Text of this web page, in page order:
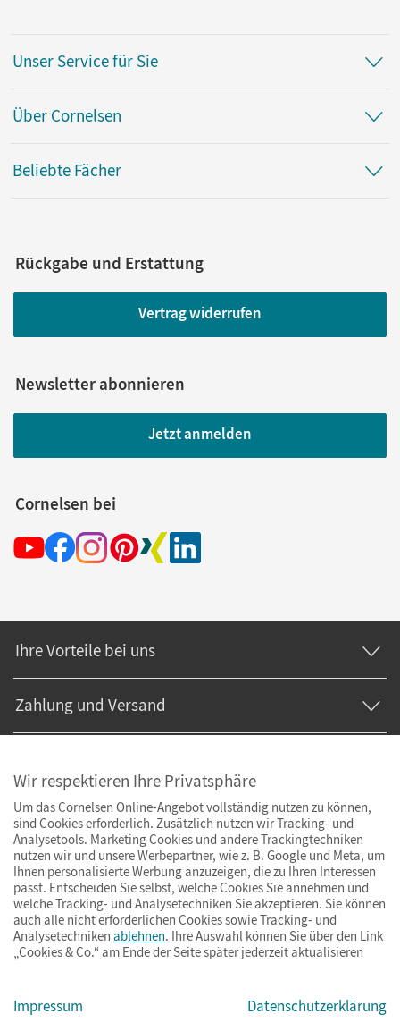
Unser Service für Sie
Über Cornelsen
Beliebte Fächer
Rückgabe und Erstattung
Vertrag widerrufen
Newsletter abonnieren
Jetzt anmelden
Cornelsen bei
Ihre Vorteile bei uns
Zahlung und Versand
© Cornelsen Verlag 2026
ImpressumAGBDatenschutzBarrierefreiheitCookies & Co.
Wir respektieren Ihre Privatsphäre
Um das Cornelsen Online-Angebot vollständig nutzen zu können,
sind Cookies erforderlich. Zusätzlich nutzen wir Tracking- und
Analysetools. Marketing Cookies und andere Trackingtechniken
nutzen wir und unsere Werbepartner, wie z. B. Google und Meta, um
Ihnen personalisierte Werbung anzuzeigen, die zu Ihren Interessen
passt. Entscheiden Sie selbst, welche Cookies Sie annehmen und
welche Tracking- und Analysetechniken Sie akzeptieren. Sie können
auch alle nicht erforderlichen Cookies sowie Tracking- und
Analysetechniken ablehnen. Ihre Auswahl können Sie über den Link
„Cookies & Co.“ am Ende der Seite später jederzeit aktualisieren
Impressum Datenschutzerklärung